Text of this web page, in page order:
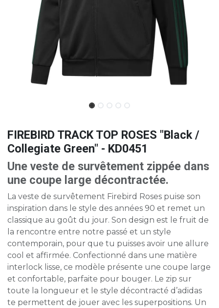
FIREBIRD TRACK TOP ROSES "Black /
Collegiate Green" - KD0451
Une veste de survêtement zippée dans
une coupe large décontractée.
La veste de survêtement Firebird Roses puise son
inspiration dans le style des années 90 et remet un
classique au goût du jour. Son design est le fruit de
la rencontre entre notre passé et un style
contemporain, pour que tu puisses avoir une allure
cool et affirmée. Confectionné dans une matière
interlock lisse, ce modèle présente une coupe large
et confortable, parfaite pour bouger. Le zip sur
toute la longueur et le style décontracté d’adidas
te permettent de jouer avec les superpositions. Un